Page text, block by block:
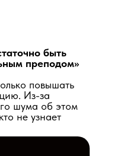
быть
преподом»
повышать
Из-за
шума об этом
не узнает